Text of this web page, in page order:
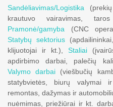
Sandėliavimas/Logistika
krautuvo vairavimas, taros
Pramonė/gamyba (CNC
Statybų sektorius
klijuotojai ir kt.), Staliai
apdirbimo darbai, palečių
Valymo darbai (viešbučių
statybvietės, biurų valymai
remontas, dažymas ir
nuėmimas, priežiūrai ir kt.